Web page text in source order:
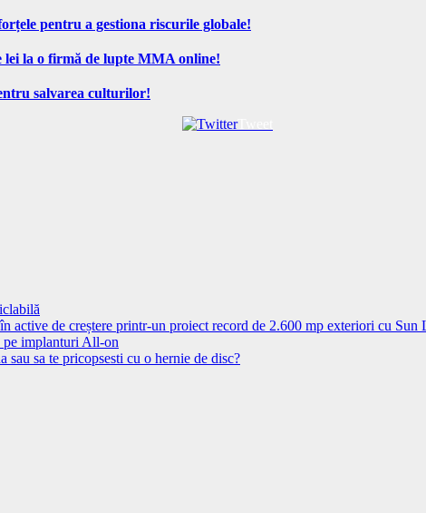
pentru a gestiona riscurile globale!
lei la o firmă de lupte MMA online!
salvarea culturilor!
Tweet
active de creștere printr-un proiect record de 2.600 mp exteriori cu Sun
pe implanturi All-on
sa te pricopsesti cu o hernie de disc?